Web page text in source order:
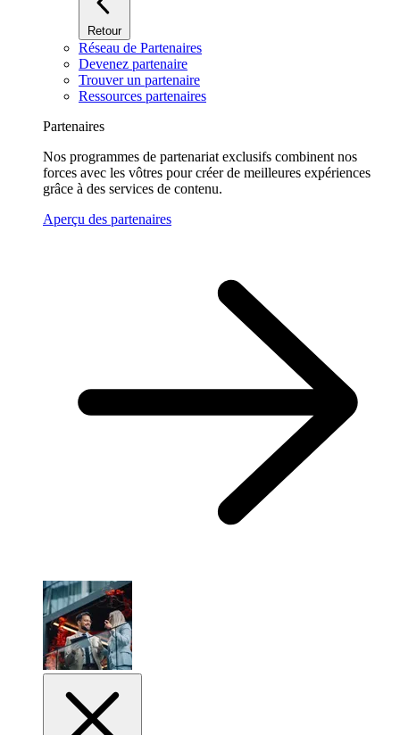
Retour
Réseau de Partenaires
Devenez partenaire
Trouver un partenaire
Ressources partenaires
Partenaires
Nos programmes de partenariat exclusifs combinent nos
forces avec les vôtres pour créer de meilleures expériences
grâce à des services de contenu.
Aperçu des partenaires